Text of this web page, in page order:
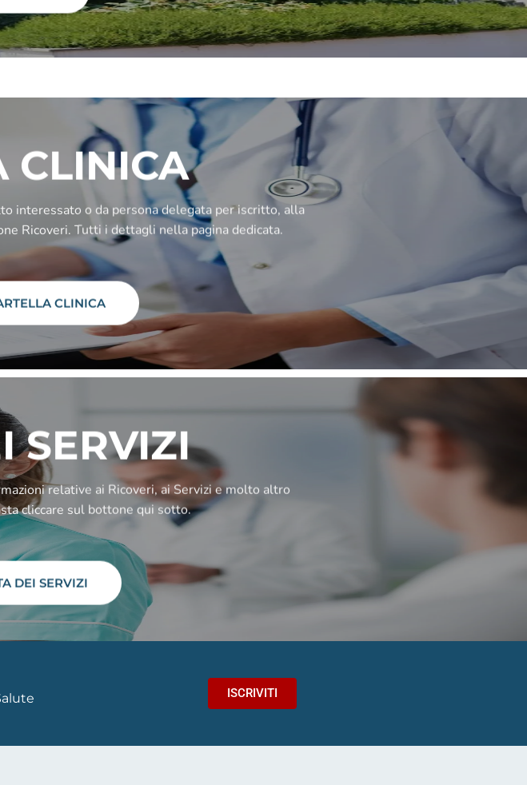
CLINICA
interessato o da persona delegata per iscritto, alla
Ricoveri. Tutti i dettagli nella pagina dedicata.
CLINICA
SERVIZI
relative ai Ricoveri, ai Servizi e molto altro
cliccare sul bottone qui sotto.
DEI SERVIZI
ISCRIVITI